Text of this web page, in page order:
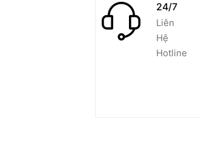
24/7
Liên
Hệ
Hotline